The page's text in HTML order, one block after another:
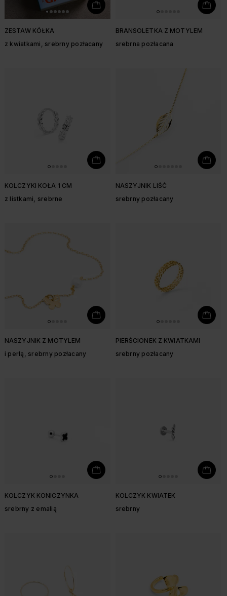
ZESTAW KÓŁKA
z kwiatkami, srebrny pozłacany
BRANSOLETKA Z MOTYLEM
srebrna pozłacana
KOLCZYKI KOŁA 1 CM
z listkami, srebrne
NASZYJNIK LIŚĆ
srebrny pozłacany
NASZYJNIK Z MOTYLEM
i perłą, srebrny pozłacany
PIERŚCIONEK Z KWIATKAMI
srebrny pozłacany
KOLCZYK KONICZYNKA
srebrny z emalią
KOLCZYK KWIATEK
srebrny